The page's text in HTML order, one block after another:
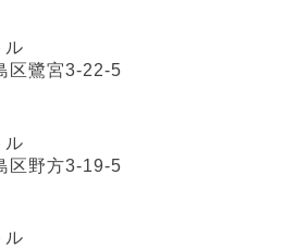
ル
区鷺宮3-22-5
ル
区野方3-19-5
ル